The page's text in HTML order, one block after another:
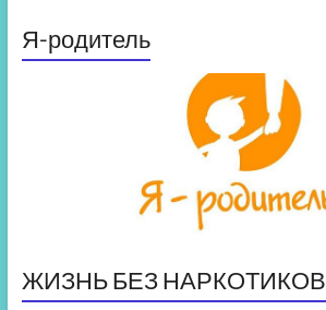
Я-родитель
ЖИЗНЬ БЕЗ НАРКОТИКОВ